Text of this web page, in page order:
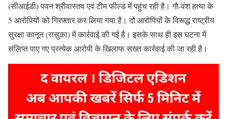
(सीआईडी) पवन श्रीवास्तव एवं टीम फील्ड में पहुंच रही है। गौ-वंश हत्या के
5 आरोपियों को गिरफ्तार कर लिया गया है। दो आरोपियों के विरूद्ध राष्ट्रीय
सुरक्षा कानून (रासुका) में कार्रवाई की गई है। इसके साथ ही इस घटना में
संलिप्त पाए गए प्रत्येक आरोपी के खिलाफ सख्त कार्रवाई की जा रही है।